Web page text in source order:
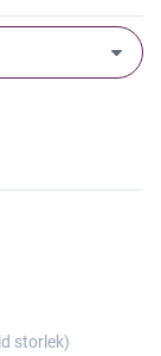
storlek)